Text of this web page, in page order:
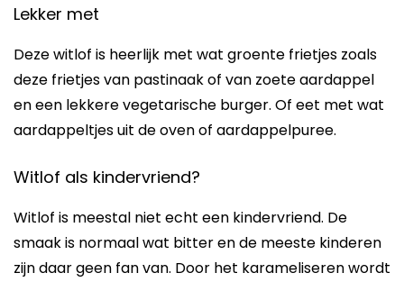
Lekker met
Deze witlof is heerlijk met wat groente frietjes zoals
deze frietjes van pastinaak of van zoete aardappel
en een lekkere vegetarische burger. Of eet met wat
aardappeltjes uit de oven of aardappelpuree.
Witlof als kindervriend?
Witlof is meestal niet echt een kindervriend. De
smaak is normaal wat bitter en de meeste kinderen
zijn daar geen fan van. Door het karameliseren wordt